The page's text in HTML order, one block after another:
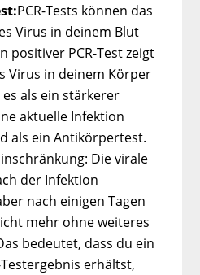
PCR-Tests können das
Virus in deinem Blut
positiver PCR-Test zeigt
Virus in deinem Körper
als ein stärkerer
aktuelle Infektion
als ein Antikörpertest.
Die virale
der Infektion
nach einigen Tagen
mehr ohne weiteres
bedeutet, dass du ein
Testergebnis erhältst,